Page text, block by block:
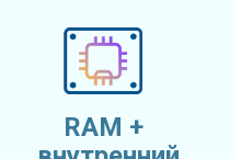
RAM +